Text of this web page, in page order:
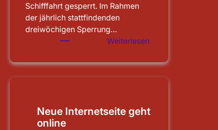
Schifffahrt gesperrt. Im Rahmen
der jährlich stattfindenden
dreiwöchigen Sperrung…
Weiterlesen
Main-
Neue Internetseite geht
online